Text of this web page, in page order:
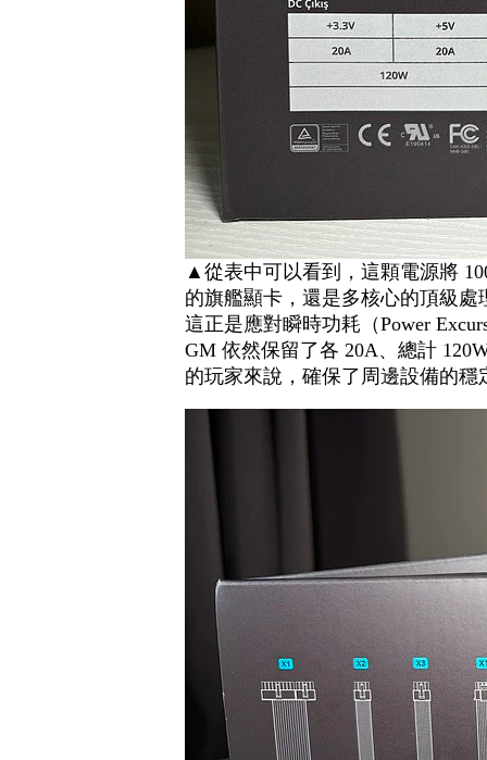
▲從表中可以看到，這顆電源將
的旗艦顯卡，還是多核心的頂級
這正是應對瞬時功耗（Power
GM 依然保留了各 20A、總計
的玩家來說，確保了周邊設備的穩